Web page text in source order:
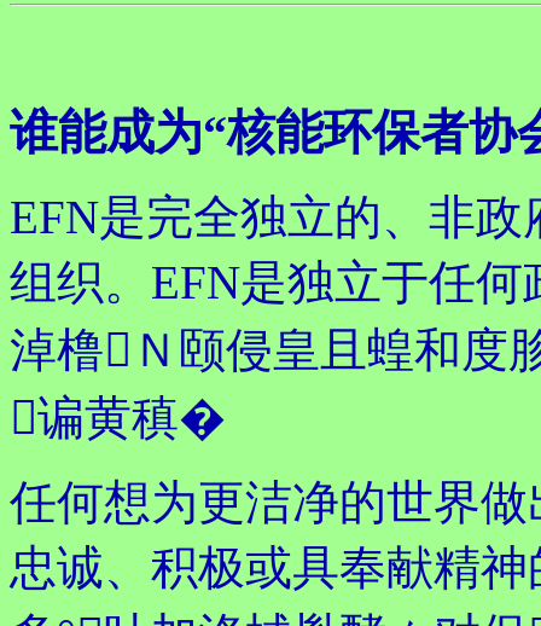
谁能成为“核能环保者协
EFN是完全独立的、非
组织。EFN是独立于任
淖橹Ｎ颐侵皇且蝗和度
谝黄稹�
任何想为更洁净的世界
忠诚、积极或具奉献精